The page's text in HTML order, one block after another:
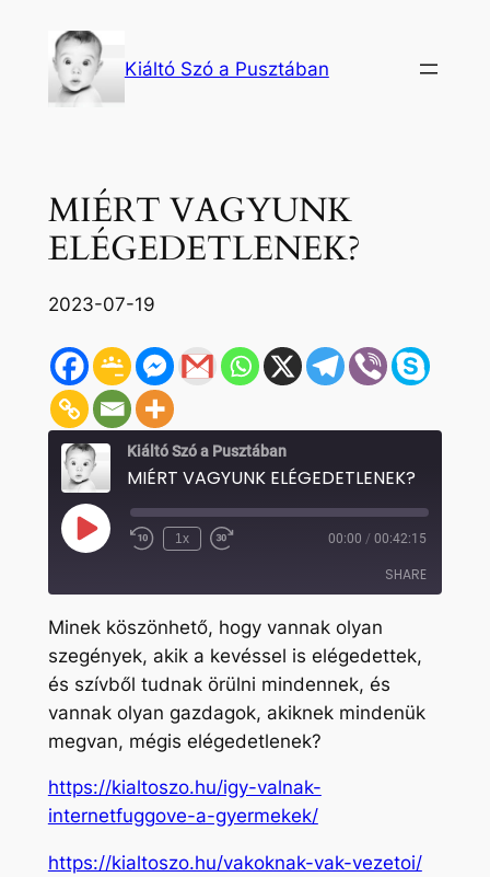
tartalomhoz
Kiáltó Szó a Pusztában
MIÉRT VAGYUNK
ELÉGEDETLENEK?
2023-07-19
Kiáltó Szó a Pusztában
MIÉRT VAGYUNK ELÉGEDETLENEK?
Play
Episode Rewind
1x
Fast
seconds
00:00 / 00:42:15
SHARE
SHARE
LINK
Minek köszönhető, hogy vannak olyan
szegények, akik a kevéssel is elégedettek,
és szívből tudnak örülni mindennek, és
vannak olyan gazdagok, akiknek mindenük
megvan, mégis elégedetlenek?
https://kialtoszo.hu/igy-valnak-
internetfuggove-a-gyermekek/
https://kialtoszo.hu/vakoknak-vak-vezetoi/